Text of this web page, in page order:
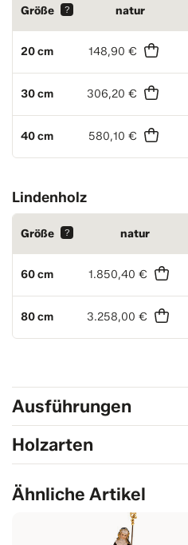
Größe ? natur
20 cm 148,90 €
30 cm 306,20 €
40 cm 580,10 €
Lindenholz
Größe ? natur
60 cm 1.850,40 €
80 cm 3.258,00 €
Ausführungen
Holzarten
Ähnliche Artikel